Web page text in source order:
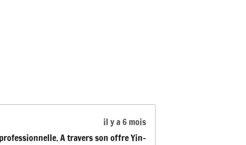
il y a 6 mois
A travers son offre Yin-